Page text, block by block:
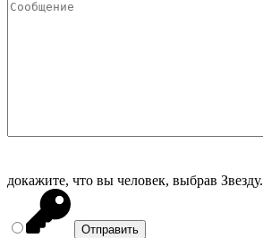
докажите, что вы человек, выбрав Звезду.